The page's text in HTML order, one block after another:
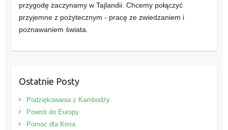
przygodę zaczynamy w Tajlandii. Chcemy połączyć
przyjemne z pożytecznym - pracę ze zwiedzaniem i
poznawaniem świata.
Ostatnie Posty
Podziękowania z Kambodży
Powrót do Europy
Pomoc dla Kima